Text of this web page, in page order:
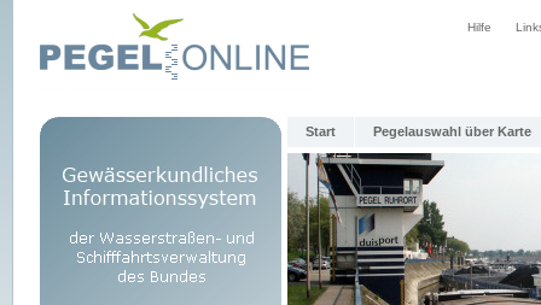
Hilfe
Start Pegelauswahl über Karte